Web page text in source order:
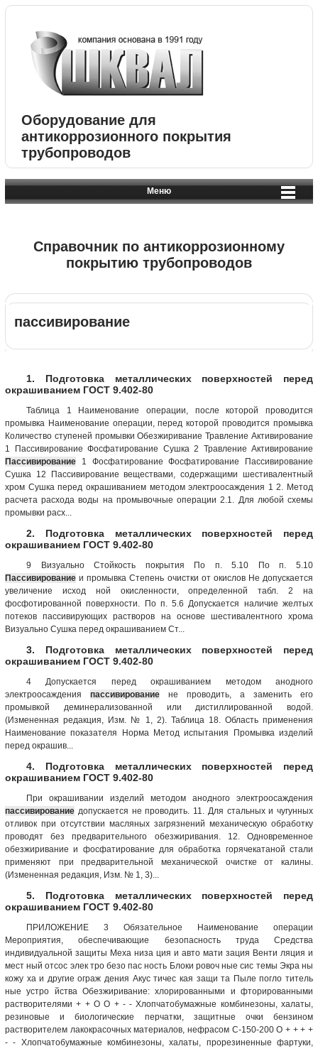
Оборудование для
антикоррозионного покрытия
трубопроводов
Меню
Справочник по антикоррозионному
покрытию трубопроводов
пассивирование
1. Подготовка металлических поверхностей перед
окрашиванием ГОСТ 9.402-80
Таблица 1 Наименование операции, после которой проводится
промывка Наименование операции, перед которой проводится промывка
Количество ступеней промывки Обезжиривание Травление Активирование
1 Пассивирование Фосфатирование Сушка 2 Травление Активирование
Пассивирование 1 Фосфатирование Фосфатирование Пассивирование
Сушка 12 Пассивирование веществами, содержащими шестивалентный
хром Сушка перед окрашиванием методом электроосаждения 1 2. Метод
расчета расхода воды на промывочные операции 2.1. Для любой схемы
промывки расх...
2. Подготовка металлических поверхностей перед
окрашиванием ГОСТ 9.402-80
9 Визуально Стойкость покрытия По п. 5.10 По п. 5.10
Пассивирование и промывка Степень очистки от окислов Не допускается
увеличение исход ной окисленности, определенной табл. 2 на
фосфотированной поверхности. По п. 5.6 Допускается наличие желтых
потеков пассивирующих растворов на основе шестивалентного хрома
Визуально Сушка перед окрашиванием Ст...
3. Подготовка металлических поверхностей перед
окрашиванием ГОСТ 9.402-80
4 Допускается перед окрашиванием методом анодного
электроосаждения пассивирование не проводить, а заменить его
промывкой деминерализованной или дистиллированной водой.
(Измененная редакция, Изм. № 1, 2). Таблица 18. Область применения
Наименование показателя Норма Метод испытания Промывка изделий
перед окрашив...
4. Подготовка металлических поверхностей перед
окрашиванием ГОСТ 9.402-80
При окрашивании изделий методом анодного электроосаждения
пассивирование допускается не проводить. 11. Для стальных и чугунных
отливок при отсутствии масляных загрязнений механическую обработку
проводят без предварительного обезжиривания. 12. Одновременное
обезжиривание и фосфатирование для обработка горячекатаной стали
применяют при предварительной механической очистке от калины.
(Измененная редакция, Изм. № 1, 3)...
5. Подготовка металлических поверхностей перед
окрашиванием ГОСТ 9.402-80
ПРИЛОЖЕНИЕ 3 Обязательное Наименование операции
Мероприятия, обеспечивающие безопасность труда Средства
индивидуальной защиты Меха низа ция и авто мати зация Венти ляция и
мест ный отсос элек тро безо пас ность Блоки ровоч ные сис темы Экра ны
кожу ха и другие ограж дения Акус тичес кая защи та Пыле погло титель
ные устро йства Обезжиривание: хлорированными и фторированными
растворителями + + О О + - - Хлопчатобумажные комбинезоны, халаты,
резиновые и биологические перчатки, защитные очки бензином
растворителем лакокрасочных материалов, нефрасом С-150-200 О + + + +
- - Хлопчатобумажные комбинезоны, халаты, прорезиненные фартуки,